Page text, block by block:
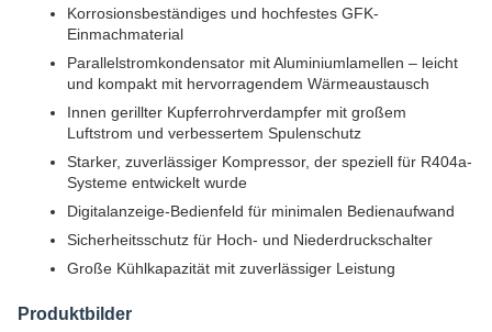
Korrosionsbeständiges und hochfestes GFK-
Einmachmaterial
Parallelstromkondensator mit Aluminiumlamellen – leicht
und kompakt mit hervorragendem Wärmeaustausch
Innen gerillter Kupferrohrverdampfer mit großem
Luftstrom und verbessertem Spulenschutz
Starker, zuverlässiger Kompressor, der speziell für R404a-
Systeme entwickelt wurde
Digitalanzeige-Bedienfeld für minimalen Bedienaufwand
Sicherheitsschutz für Hoch- und Niederdruckschalter
Große Kühlkapazität mit zuverlässiger Leistung
Produktbilder